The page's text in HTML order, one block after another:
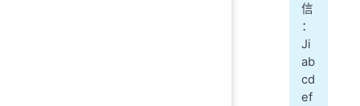
信
：
Ji
ab
cd
ef